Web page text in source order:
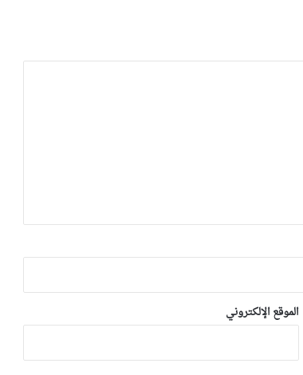
يقيل بنهاشم
الموقع الإلكتروني